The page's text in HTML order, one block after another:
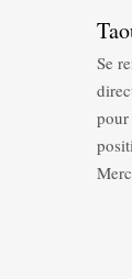
Se
pour